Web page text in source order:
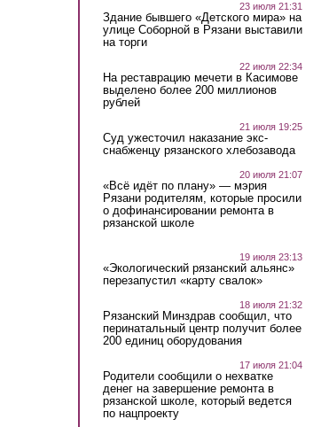
23 июля 21:31
Здание бывшего «Детского мира» на
улице Соборной в Рязани выставили
на торги
22 июля 22:34
На реставрацию мечети в Касимове
выделено более 200 миллионов
рублей
21 июля 19:25
Суд ужесточил наказание экс-
снабженцу рязанского хлебозавода
20 июля 21:07
«Всё идёт по плану» — мэрия
Рязани родителям, которые просили
о дофинансировании ремонта в
рязанской школе
19 июля 23:13
«Экологический рязанский альянс»
перезапустил «карту свалок»
18 июля 21:32
Рязанский Минздрав сообщил, что
перинатальный центр получит более
200 единиц оборудования
17 июля 21:04
Родители сообщили о нехватке
денег на завершение ремонта в
рязанской школе, который ведется
по нацпроекту